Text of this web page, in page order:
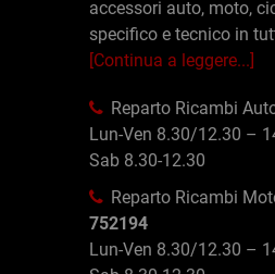
accessori auto, moto,
specifico e tecnico in
[Continua a leggere...]
Reparto Ricambi
Lun-Ven 8.30/12.30 –
Sab 8.30-12.30
Reparto Ricambi
752194
Lun-Ven 8.30/12.30 –